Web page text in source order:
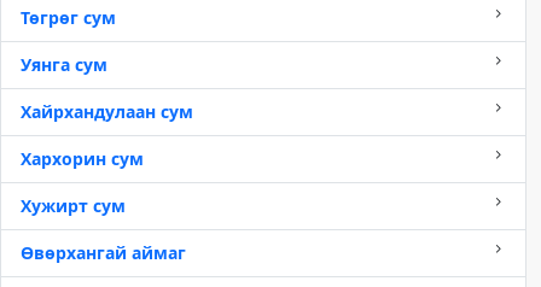
Төгрөг сум
Уянга сум
Хайрхандулаан сум
Хархорин сум
Хужирт сум
Өвөрхангай аймаг